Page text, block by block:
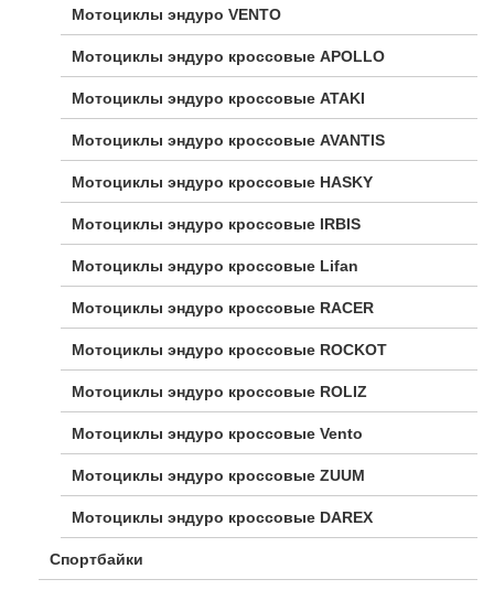
Мотоциклы эндуро VENTO
Мотоциклы эндуро кроссовые APOLLO
Мотоциклы эндуро кроссовые ATAKI
Мотоциклы эндуро кроссовые AVANTIS
Мотоциклы эндуро кроссовые HASKY
Мотоциклы эндуро кроссовые IRBIS
Мотоциклы эндуро кроссовые Lifan
Мотоциклы эндуро кроссовые RACER
Мотоциклы эндуро кроссовые ROCKOT
Мотоциклы эндуро кроссовые ROLIZ
Мотоциклы эндуро кроссовые Vento
Мотоциклы эндуро кроссовые ZUUM
Мотоциклы эндуро кроссовые DAREX
Спортбайки